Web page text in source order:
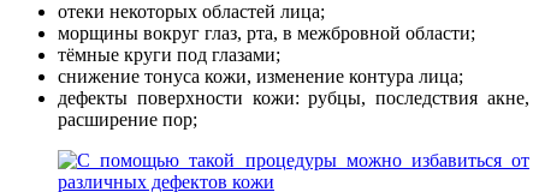
отеки некоторых областей лица;
морщины вокруг глаз, рта, в межбровной области;
тёмные круги под глазами;
снижение тонуса кожи, изменение контура лица;
дефекты поверхности кожи: рубцы, последствия акне,
расширение пор;